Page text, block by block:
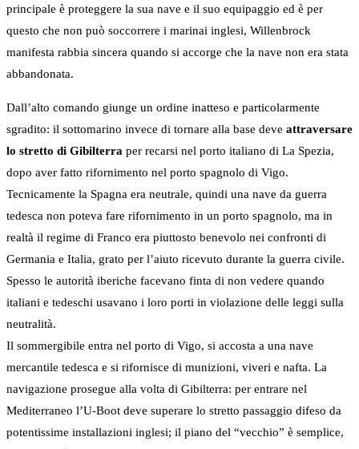
principale è proteggere la sua nave e il suo equipaggio ed è per
questo che non può soccorrere i marinai inglesi, Willenbrock
manifesta rabbia sincera quando si accorge che la nave non era stata
abbandonata.
Dall’alto comando giunge un ordine inatteso e particolarmente
sgradito: il sottomarino invece di tornare alla base deve attraversare
lo stretto di Gibilterra per recarsi nel porto italiano di La Spezia,
dopo aver fatto rifornimento nel porto spagnolo di Vigo.
Tecnicamente la Spagna era neutrale, quindi una nave da guerra
tedesca non poteva fare rifornimento in un porto spagnolo, ma in
realtà il regime di Franco era piuttosto benevolo nei confronti di
Germania e Italia, grato per l’aiuto ricevuto durante la guerra civile.
Spesso le autorità iberiche facevano finta di non vedere quando
italiani e tedeschi usavano i loro porti in violazione delle leggi sulla
neutralità.
Il sommergibile entra nel porto di Vigo, si accosta a una nave
mercantile tedesca e si rifornisce di munizioni, viveri e nafta. La
navigazione prosegue alla volta di Gibilterra: per entrare nel
Mediterraneo l’U-Boot deve superare lo stretto passaggio difeso da
potentissime installazioni inglesi; il piano del “vecchio” è semplice,